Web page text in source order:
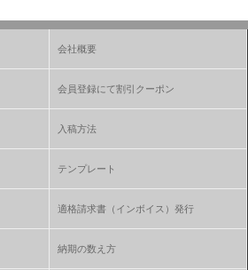
会社概要
会員登録にて割引クーポン
入稿方法
テンプレート
適格請求書（インボイス）発行
納期の数え方